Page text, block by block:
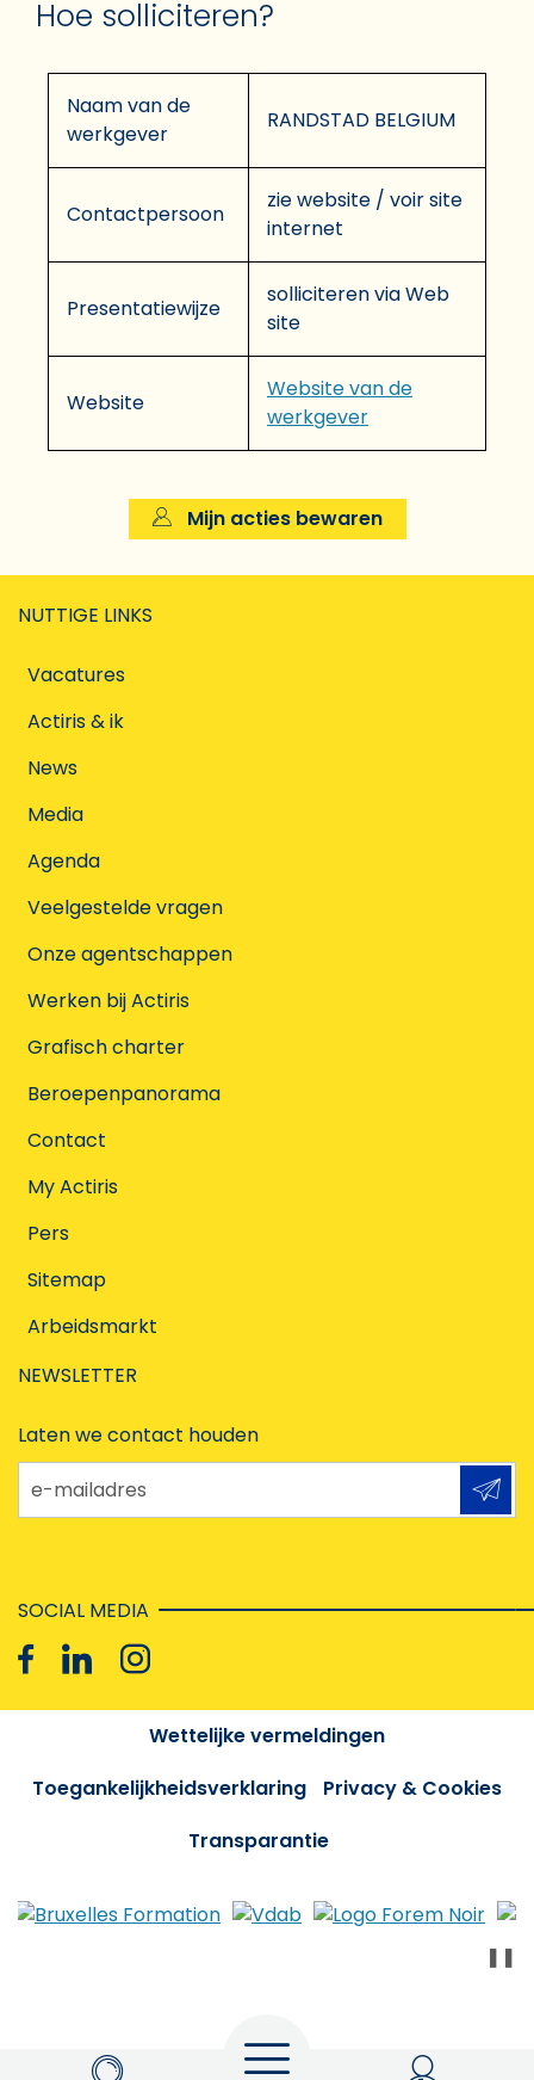
Hoe solliciteren?
Naam van de
werkgever
RANDSTAD BELGIUM
Contactpersoon
zie website / voir site
internet
Presentatiewijze
solliciteren via Web
site
Website
Website van de
werkgever
Mijn acties bewaren
NUTTIGE LINKS
Vacatures
Actiris & ik
News
Media
Agenda
Veelgestelde vragen
Onze agentschappen
Werken bij Actiris
Grafisch charter
Beroepenpanorama
Contact
My Actiris
Pers
Sitemap
Arbeidsmarkt
NEWSLETTER
Laten we contact houden
e-mailadres
SOCIAL MEDIA
Wettelijke vermeldingen
Toegankelijkheidsverklaring
Privacy & Cookies
Transparantie
❚❚